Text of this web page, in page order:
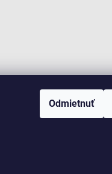
Odmietnuť